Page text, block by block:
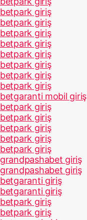
betpark giriş
betpark giriş
betpark giriş
betpark giriş
betpark giriş
betpark giriş
betpark giriş
betpark giriş
betgaranti mobil giriş
betpark giriş
betpark giriş
betpark giriş
betpark giriş
betpark giriş
grandpashabet giriş
grandpashabet giriş
betgaranti giriş
betgaranti giriş
betpark giriş
betpark giriş